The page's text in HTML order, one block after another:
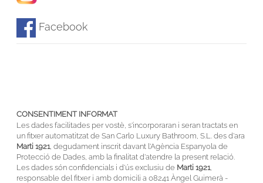
Facebook
CONSENTIMENT INFORMAT
Les dades facilitades per vostè, s'incorporaran i seran tractats en
un fitxer automatitzat de San Carlo Luxury Bathroom, S.L. des d'ara
Marti 1921, degudament inscrit davant l'Agència Espanyola de
Protecció de Dades, amb la finalitat d'atendre la present relació.
Les dades són confidencials i d'ús exclusiu de Marti 1921,
responsable del fitxer i amb domicili a 08241 Àngel Guimerà -